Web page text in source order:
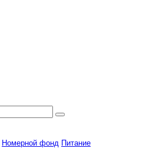
Номерной фонд Питание